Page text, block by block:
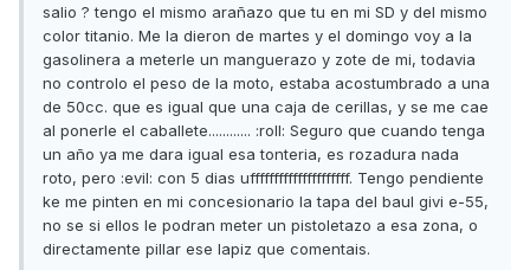
salio ? tengo el mismo arañazo que tu en mi SD y del mismo
color titanio. Me la dieron de martes y el domingo voy a la
gasolinera a meterle un manguerazo y zote de mi, todavia
no controlo el peso de la moto, estaba acostumbrado a una
de 50cc. que es igual que una caja de cerillas, y se me cae
al ponerle el caballete............ :roll: Seguro que cuando tenga
un año ya me dara igual esa tonteria, es rozadura nada
roto, pero :evil: con 5 dias ufffffffffffffffffffff. Tengo pendiente
ke me pinten en mi concesionario la tapa del baul givi e-55,
no se si ellos le podran meter un pistoletazo a esa zona, o
directamente pillar ese lapiz que comentais.